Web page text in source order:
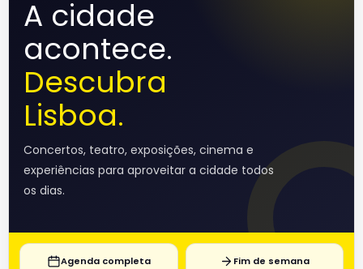
A cidade
acontece.
Descubra
Lisboa.
Concertos, teatro, exposições, cinema e
experiências para aproveitar a cidade todos
os dias.
Agenda completa Fim de semana